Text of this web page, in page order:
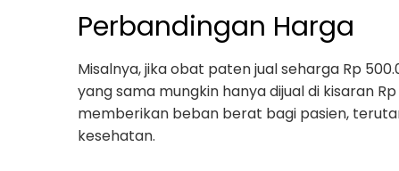
Perbandingan Harga
Misalnya, jika obat paten jual seharga Rp
yang sama mungkin hanya dijual di kisaran
memberikan beban berat bagi pasien,
kesehatan.